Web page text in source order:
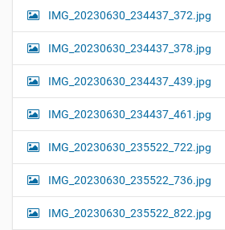
IMG_20230630_234437_372.jpg
IMG_20230630_234437_378.jpg
IMG_20230630_234437_439.jpg
IMG_20230630_234437_461.jpg
IMG_20230630_235522_722.jpg
IMG_20230630_235522_736.jpg
IMG_20230630_235522_822.jpg